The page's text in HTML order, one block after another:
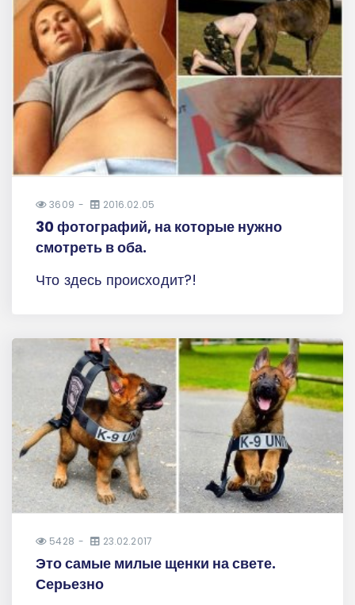
3609 2016.02.05
30 фотографий, на которые нужно
смотреть в оба.
Что здесь происходит?!
5428 23.02.2017
Это самые милые щенки на свете.
Серьезно